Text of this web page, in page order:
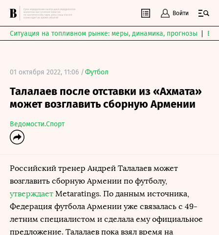
Войти
Ситуация на топливном рынке: меры, динамика, прогнозы
01 октября 2022, 11:06 /Футбол
Талалаев после отставки из «Ахмата»
может возглавить сборную Армении
Ведомости.Спорт
Российский тренер Андрей Талалаев может
возглавить сборную Армении по футболу,
утверждает Metaratings. По данным источника,
Федерация футбола Армении уже связалась с 49-
летним специалистом и сделала ему официальное
предложение. Талалаев пока взял время на